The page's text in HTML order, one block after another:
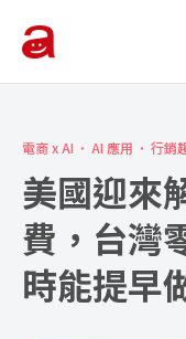
電商 x AI AI 應用 行銷
美國迎來
費，台灣
時能提早